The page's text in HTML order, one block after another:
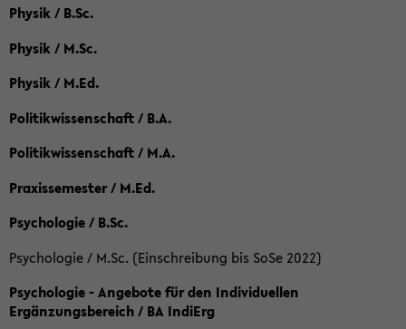
Physik / B.Sc.
Physik / M.Sc.
Physik / M.Ed.
Politikwissenschaft / B.A.
Politikwissenschaft / M.A.
Praxissemester / M.Ed.
Psychologie / B.Sc.
Psychologie / M.Sc. (Einschreibung bis SoSe 2022)
Psychologie - Angebote für den Individuellen
Ergänzungsbereich / BA IndiErg